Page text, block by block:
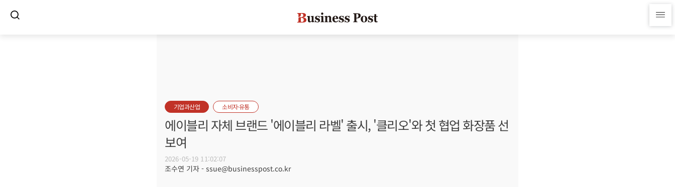
기업과산업 소비자·유통
에이블리 자체 브랜드 '에이블리 라벨' 출시, '클리오'와 첫 협업 화장품 선
보여
2026-05-19 11:02:07
조수연 기자 - ssue@businesspost.co.kr